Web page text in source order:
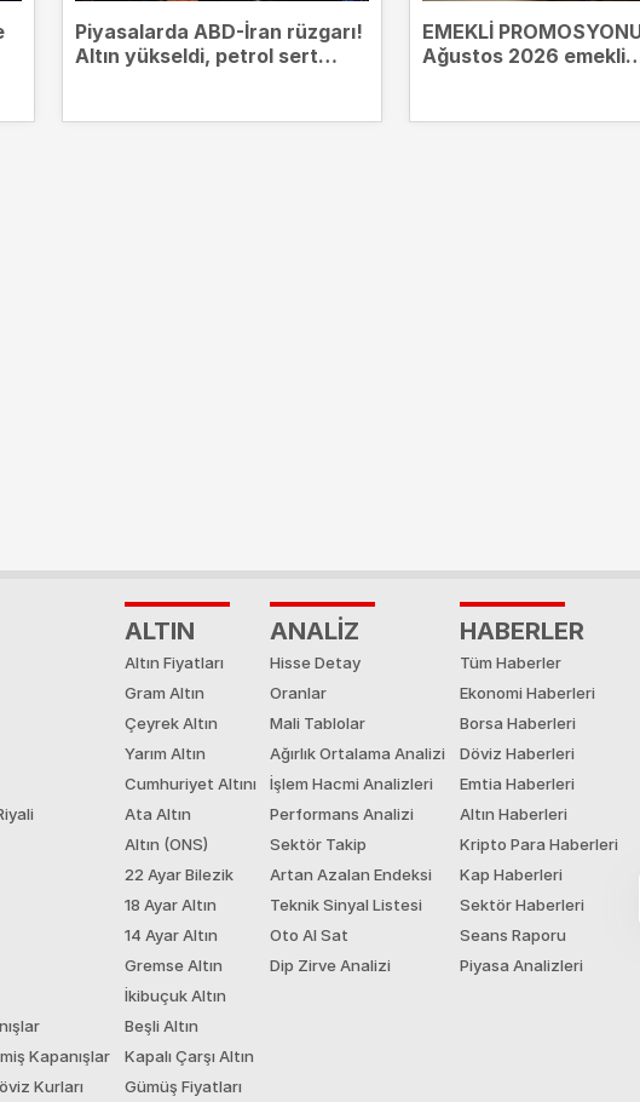
Piyasalarda ABD-İran rüzgarı!
Altın yükseldi, petrol sert
EMEKLİ
Ağustos 2026 emekli
veriyor?
Kapanışlar
Kurları
ALTIN
Altın Fiyatları
Gram Altın
Çeyrek Altın
Yarım Altın
Cumhuriyet Altını
Ata Altın
Altın (ONS)
22 Ayar Bilezik
18 Ayar Altın
14 Ayar Altın
Gremse Altın
İkibuçuk Altın
Beşli Altın
Kapalı Çarşı Altın
Gümüş Fiyatları
ANALİZ
Hisse Detay
Oranlar
Mali Tablolar
Ağırlık Ortalama Analizi
İşlem Hacmi Analizleri
Performans Analizi
Sektör Takip
Artan Azalan Endeksi
Teknik Sinyal Listesi
Oto Al Sat
Dip Zirve Analizi
HABERLER
Tüm Haberler
Ekonomi Haberleri
Borsa Haberleri
Döviz Haberleri
Emtia Haberleri
Altın Haberleri
Kripto Para Haberleri
Kap Haberleri
Sektör Haberleri
Seans Raporu
Piyasa Analizleri